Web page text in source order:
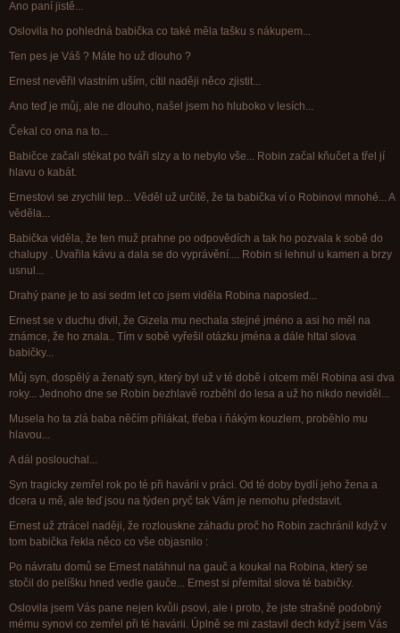
Ano paní jistě...
Oslovila ho pohledná babička co také měla tašku s nákupem...
Ten pes je Váš ? Máte ho už dlouho ?
Ernest nevěřil vlastním uším, cítil naději něco zjistit...
Ano teď je můj, ale ne dlouho, našel jsem ho hluboko v lesích...
Čekal co ona na to...
Babičce začali stékat po tváři slzy a to nebylo vše... Robin začal kňučet a třel jí
hlavu o kabát.
Ernestovi se zrychlil tep... Věděl už určitě, že ta babička ví o Robinovi mnohé... A
věděla...
Babička viděla, že ten muž prahne po odpovědích a tak ho pozvala k sobě do
chalupy . Uvařila kávu a dala se do vyprávění.... Robin si lehnul u kamen a brzy
usnul...
Drahý pane je to asi sedm let co jsem viděla Robina naposled...
Ernest se v duchu divil, že Gizela mu nechala stejné jméno a asi ho měl na
známce, že ho znala.. Tím v sobě vyřešil otázku jména a dále hltal slova
babičky...
Můj syn, dospělý a ženatý syn, který byl už v té době i otcem měl Robina asi dva
roky... Jednoho dne se Robin bezhlavě rozběhl do lesa a už ho nikdo neviděl...
Musela ho ta zlá baba něčím přilákat, třeba i ňákým kouzlem, proběhlo mu
hlavou...
A dál poslouchal...
Syn tragicky zemřel rok po té při havárii v práci. Od té doby bydlí jeho žena a
dcera u mě, ale teď jsou na týden pryč tak Vám je nemohu představit.
Ernest už ztrácel naději, že rozlouskne záhadu proč ho Robin zachránil když v
tom babička řekla něco co vše objasnilo :
Po návratu domů se Ernest natáhnul na gauč a koukal na Robina, který se
stočil do pelíšku hned vedle gauče... Ernest si přemítal slova té babičky.
Oslovila jsem Vás pane nejen kvůli psovi, ale i proto, že jste strašně podobný
mému synovi co zemřel při té havárii. Úplně se mi zastavil dech když jsem Vás